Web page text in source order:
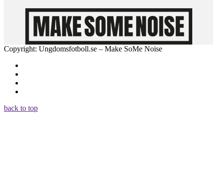
Copyright: Ungdomsfotboll.se – Make SoMe Noise
back to top